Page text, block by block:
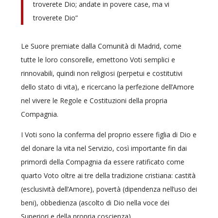
troverete Dio; andate in povere case, ma vi
troverete Dio”
Le Suore premiate dalla Comunità di Madrid, come
tutte le loro consorelle, emettono Voti semplici e
rinnovabili, quindi non religiosi (perpetui e costitutivi
dello stato di vita), e ricercano la perfezione dell’Amore
nel vivere le Regole e Costituzioni della propria
Compagnia.
I Voti sono la conferma del proprio essere figlia di Dio e
del donare la vita nel Servizio, così importante fin dai
primordi della Compagnia da essere ratificato come
quarto Voto oltre ai tre della tradizione cristiana: castità
(esclusività dell’Amore), povertà (dipendenza nell’uso dei
beni), obbedienza (ascolto di Dio nella voce dei